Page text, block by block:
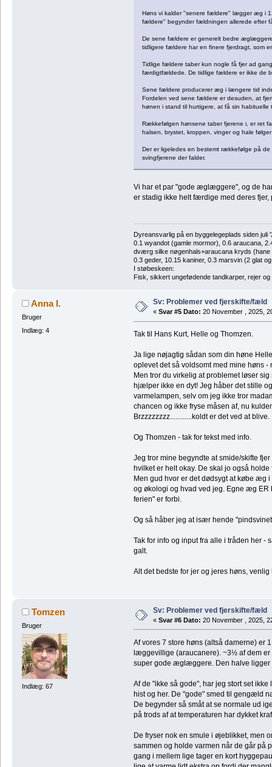
Høns vi kalder "senere fældere" lægger æg i
fældere" begynder fældningen allerede efter
De sene fældere er generelt bedre
tidligere fældere har en finere fjerdragt, som
Tidlige fældere taber kun nogle få fjer ad
færdigtfældede. De tidlige fældere er ikke de
Sene fældere producerer æg i længere tid
Fordelen ved sene fældere er desuden, at
hønen i stand til hurtigere, at få sin
Rækkefølgen hønsene taber fjerene i, er ret
halsen, brystet, kroppen, vinger og hale følger
Der er ligeledes en bestemt rækkefølge på
svingfjerene der falder.
Vi har et par "gode æglæggere", og de
er stadig ikke helt færdige med deres fjer,
Dyreansvarlig på en byggelegeplads siden juli
0.1 wyandot (gamle mormor), 0.6 araucana,
dværg silke nøgenhals+araucana kryds
0.3 geder, 10.15 kaniner, 0.3 marsvin (2 glat
I støbeskeen:
Fisk, sikkert ungefødende tandkarper, rejer
Anna I.
Bruger
Indlæg: 4
Sv: Problemer ved fjerskifte/fæld
« Svar #5 Dato: 20 November , 2025,
Tak til Hans Kurt, Helle og Thomzen.
Ja lige nøjagtig sådan som din høne
oplevet det så voldsomt med mine høns
Men tror du virkelig at problemet løser
hjælper ikke en dyt! Jeg håber det stille
varmelampen, selv om jeg ikke tror
chancen og ikke fryse måsen af, nu
Brzzzzzzzz............koldt er det ved at blive.
Og Thomzen - tak for tekst med info.
Jeg tror mine begyndte at smide/skifte
hvilket er helt okay. De skal jo også
Men gud hvor er det dødsygt at købe æg
og økologi og hvad ved jeg. Egne æg
ferien" er forbi.
Og så håber jeg at især hende
Tak for info og input fra alle i tråden her -
galt.
Alt det bedste for jer og jeres høns,
Tomzen
Bruger
Indlæg: 67
Sv: Problemer ved fjerskifte/fæld
« Svar #6 Dato: 20 November , 2025,
Af vores 7 store høns (altså damerne) er
læggevillige (araucanere). ~3½ af dem
super gode æglæggere. Den halve ligger
Af de "ikke så gode", har jeg stort set
hist og her. De "gode" smed til gengæld
De begynder så småt at se normale ud
på trods af at temperaturen har dykket
De fryser nok en smule i øjeblikket, men
sammen og holde varmen når de går på
gang i mellem lige tager en kort